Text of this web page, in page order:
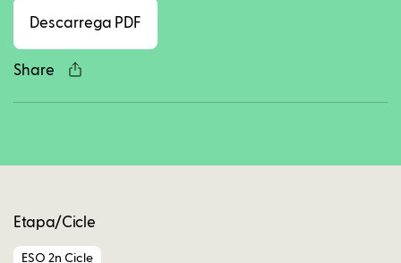
Descarrega PDF
Share
Etapa/Cicle
ESO 2n Cicle